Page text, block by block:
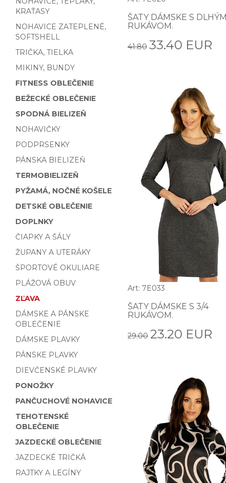
KRAŤASY
NOHAVICE ZATEPLENÉ,
SOFTSHELL
TRIČKA, TIELKA
MIKINY, BUNDY
FITNESS OBLEČENIE
BEŽECKÉ OBLEČENIE
SPODNÁ BIELIZEŇ
NOHAVIČKY
PODPRSENKY
PÁNSKA BIELIZEŇ
TERMOBIELIZEŇ
PYŽAMÁ, NOČNÉ KOŠELE
DETSKÉ OBLEČENIE
DOPLNKY
ČIAPKY A ŠÁLY
ŽUPANY A UTERÁKY
ŠPORTOVÉ OKULIARE
PLÁŽOVÁ OBUV
ZĽAVA
DÁMSKE A PÁNSKE
OBLEČENIE
DÁMSKE PLAVKY
PÁNSKE PLAVKY
DIEVČENSKÉ PLAVKY
PONOŽKY
PANČUCHOVÉ NOHAVICE
TEHOTENSKÉ
OBLEČENIE
JAZDECKÉ OBLEČENIE
JAZDECKÉ TRIČKÁ
RAJTKY A LEGÍNY
ŠATY DÁMSKE S DLHÝM
RUKÁVOM.
41.80 33.40 EUR
Art: 7E033
ŠATY DÁMSKE S 3/4
RUKÁVOM.
29.00 23.20 EUR